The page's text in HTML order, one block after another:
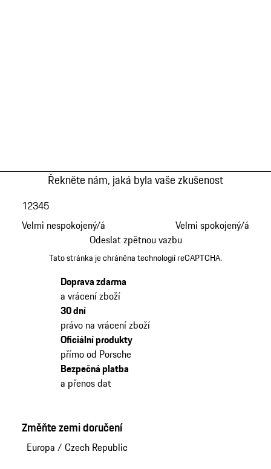
Řekněte nám, jaká byla vaše zkušenost
Velmi nespokojený/á
12345
Velmi spokojený/á
Odeslat zpětnou vazbu
Tato stránka je chráněna technologií reCAPTCHA.
Doprava zdarma
a vrácení zboží
30 dní
právo na vrácení zboží
Oficiální produkty
přímo od Porsche
Bezpečná platba
a přenos dat
Změňte zemi doručení
Europa / Czech Republic